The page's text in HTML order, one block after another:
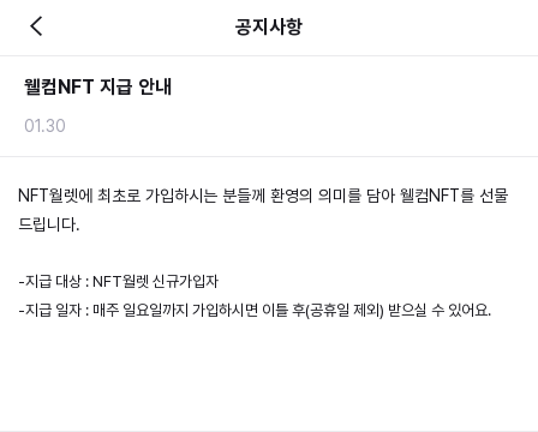
공지사항
웰컴NFT 지급 안내
01.30
NFT월렛에 최초로 가입하시는 분들께 환영의 의미를 담아 웰컴NFT를 선물
드립니다.
-지급 대상 : NFT월렛 신규가입자
-지급 일자 : 매주 일요일까지 가입하시면 이틀 후(공휴일 제외) 받으실 수 있어요.